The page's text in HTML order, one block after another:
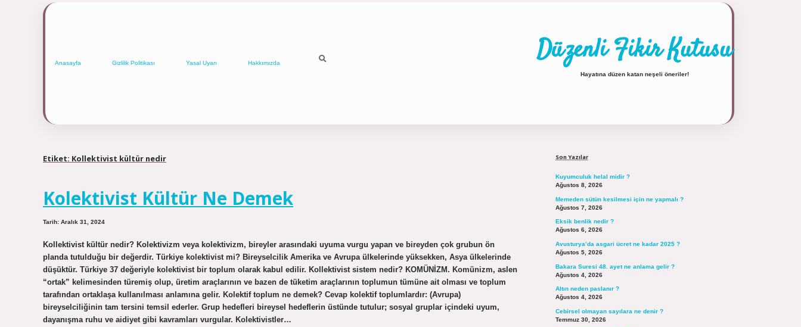
Anasayfa Gizlilik Politikası Yasal Uyarı Hakkımızda Düzenli Fikir Kutusu
Hayatına düzen katan neşeli öneriler!
Etiket: Kollektivist kültür nedir
Kolektivist Kültür Ne Demek
Tarih: Aralık 31, 2024
Kollektivist kültür nedir? Kolektivizm veya kolektivizm, bireyler arasındaki uyuma vurgu yapan ve bireyden çok grubun ön
planda tutulduğu bir değerdir. Türkiye kolektivist mi? Bireyselcilik Amerika ve Avrupa ülkelerinde yüksekken, Asya ülkelerinde
düşüktür. Türkiye 37 değeriyle kolektivist bir toplum olarak kabul edilir. Kollektivist sistem nedir? KOMÜNİZM. Komünizm, aslen
“ortak” kelimesinden türemiş olup, üretim araçlarının ve bazen de tüketim araçlarının toplumun tümüne ait olması ve toplum
tarafından ortaklaşa kullanılması anlamına gelir. Kolektif toplum ne demek? Cevap kolektif toplumlardır: (Avrupa)
bireyselciliğinin tam tersini temsil ederler. Grup hedefleri bireysel hedeflerin üstünde tutulur; sosyal gruplar içindeki uyum,
dayanışma ruhu ve aidiyet gibi kavramları vurgular. Kolektivistler…
Son Yazılar
Kuyumculuk helal midir ?
Ağustos 8, 2026
Memeden sütün kesilmesi için ne yapmalı ?
Ağustos 7, 2026
Eksik benlik nedir ?
Ağustos 6, 2026
Avusturya’da asgari ücret ne kadar 2025 ?
Ağustos 5, 2026
Bakara Suresi 48. ayet ne anlama gelir ?
Ağustos 4, 2026
Altın neden paslanır ?
Ağustos 4, 2026
Cebirsel olmayan sayılara ne denir ?
Temmuz 30, 2026